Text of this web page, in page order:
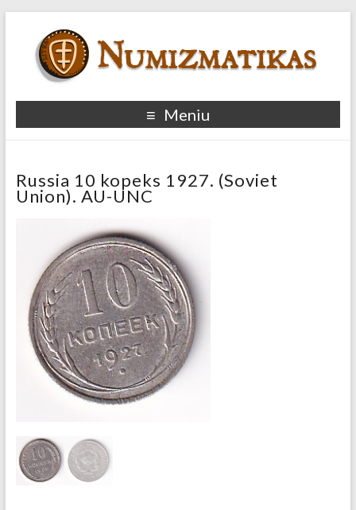
Meniu
Russia 10 kopeks 1927. (Soviet
Union). AU-UNC